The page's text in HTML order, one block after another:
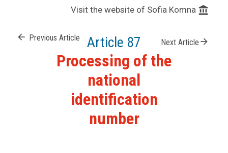
Visit the website of Sofia Komna account_balance
arrow_back Previous Article Article 87 Next Article arrow_forward
Processing of the
national
identification
number